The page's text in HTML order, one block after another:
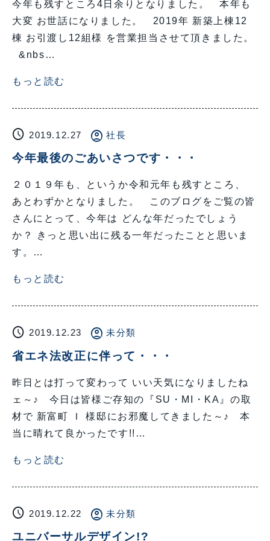
今年も残すところ4日余りとなりました。 本年も
大変 お世話になりました。 2019年 新築上棟12
棟 お引渡し12組様 を営業担当させて頂きました。
&nbs…
もっと読む
schedule 2019.12.27 account_circle 社長
今年最後のごあいさつです・・・
２０１９年も、というか令和元年も残すところ、
あとわずかとなりました。 このブログをご覧の皆
さんにとって、今年は どんな年だったでしょう
か？ きっと思い出に残る一年だったことと思いま
す。…
もっと読む
schedule 2019.12.23 account_circle 未分類
省エネ法改正に伴って・・・
昨日とは打って変わって いい天気になりましたね
ェ～♪ 今日は皆様ご存知の『SU・MI・KA』の取
材で 新富町 Ｉ 様邸にお邪魔してきました～♪ 本
当に晴れて良かったです!!…
もっと読む
schedule 2019.12.22 account_circle 未分類
ユニバーサルデザイン!?